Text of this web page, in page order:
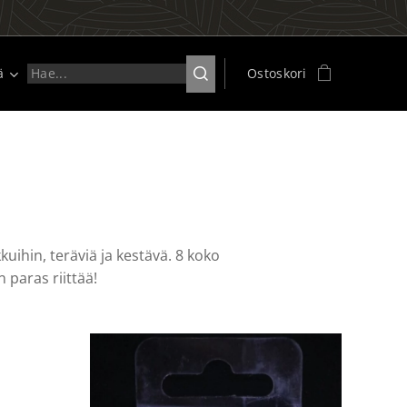
Ostoskori
teräviä ja kestävä. 8 koko
paras riittää!